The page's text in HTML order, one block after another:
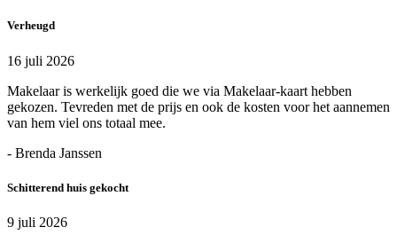
Verheugd
16 juli 2026
Makelaar is werkelijk goed die we via Makelaar-kaart hebben
gekozen. Tevreden met de prijs en ook de kosten voor het aannemen
van hem viel ons totaal mee.
- Brenda Janssen
Schitterend huis gekocht
9 juli 2026